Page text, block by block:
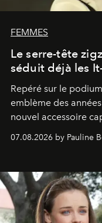
FEMMES
Le serre-tête
séduit déjà les
Repéré sur le
emblème des
nouvel accessoire
s'arrachent déjà.
07.08.2026 by Pauline